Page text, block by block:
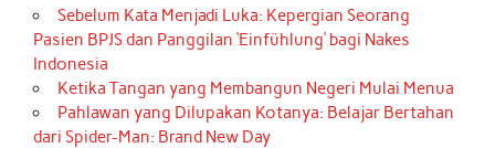
Sebelum Kata Menjadi Luka: Kepergian Seorang
Pasien BPJS dan Panggilan ‘Einfühlung’ bagi Nakes
Indonesia
Ketika Tangan yang Membangun Negeri Mulai Menua
Pahlawan yang Dilupakan Kotanya: Belajar Bertahan
dari Spider-Man: Brand New Day